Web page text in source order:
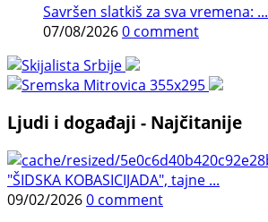
Savršen slatkiš za sva vremena: ...
07/08/20260 comment
Ljudi i događaji - Najčitanije
"ŠIDSKA KOBASICIJADA", tajne ...
09/02/20260 comment